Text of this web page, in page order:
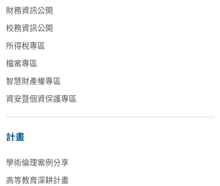
財務資訊公開
校務資訊公開
所得稅專區
檔案專區
智慧財產權專區
資安暨個資保護專區
計畫
學術倫理案例分享
高等教育深耕計畫